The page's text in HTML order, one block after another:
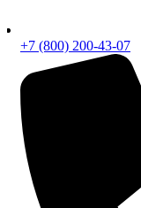
+7 (800) 200-43-07